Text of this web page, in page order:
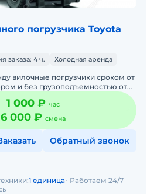
погрузчика Toyota
заказа: 4 ч. Холодная аренда
вилочные погрузчики сроком от
и без грузоподъемностью от
аренде на длительный срок
1 000 ₽ час
6 000 ₽ смена
Обратный звонок
1 единица Работаем 24/7